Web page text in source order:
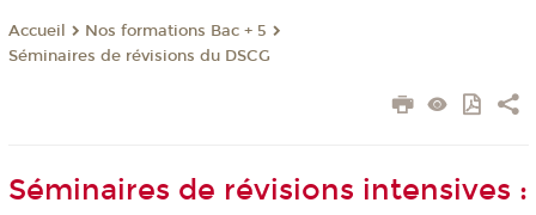
Accueil
Nos formations Bac + 5
Séminaires de révisions du DSCG
Séminaires de révisions intensives :